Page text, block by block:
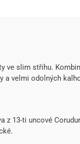
ve slim střihu.
a velmi odolných
z 13-ti uncové